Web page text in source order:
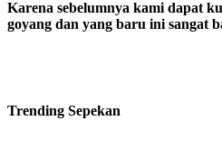
Karena sebelumnya kami dapat
goyang dan yang baru ini sangat
Trending Sepekan